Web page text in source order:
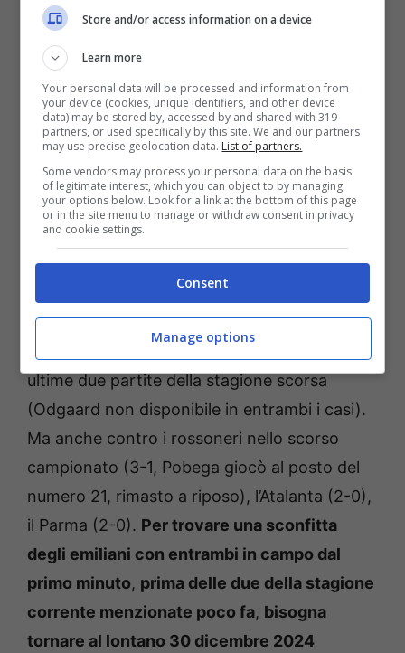
momentaneo vantaggio. Senza di loro si è
difficoltà. Andando a ritroso nel tempo si può
notare comein molte sconfitte degli
emiliani, uno dei due, per i motivi più
disparati, fosse stato escluso dall’undici
iniziale.Sintomo di come la loro presenza in
contemporanea sul manto verde garantisca
maggiore sicurezza a tutta la squadra.
E’ successo quest’anno a San Siro contro il
Milan(sconfitta 1-0, Odgaard fuori dall’ undici
ultime due partite della stagione scorsa
(Odgaard non disponibile in entrambi i casi).
Ma anche contro i rossoneri nello scorso
campionato (3-1, Pobega giocò al posto del
numero 21, rimasto a riposo), l’Atalanta (2-0),
il Parma (2-0). Per trovare una sconfitta
degli emiliani con entrambi in campo dal
primo minuto, prima delle due della stagione
corrente menzionate poco fa, bisogna
tornare al lontano 30 dicembre 2024
Store and/or access information on a device
Learn more
Your personal data will be processed and information from
your device (cookies, unique identifiers, and other device
data) may be stored by, accessed by and shared with 319
partners, or used specifically by this site. We and our partners
may use precise geolocation data. List of partners.
Some vendors may process your personal data on the basis
of legitimate interest, which you can object to by managing
your options below. Look for a link at the bottom of this page
or in the site menu to manage or withdraw consent in privacy
and cookie settings.
Consent
Manage options